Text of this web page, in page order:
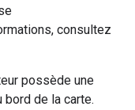
consultez
possède une
de la carte.